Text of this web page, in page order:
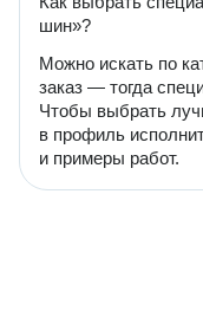
шин»?
Можно искать по
заказ — тогда
Чтобы выбрать
в профиль
и примеры работ.